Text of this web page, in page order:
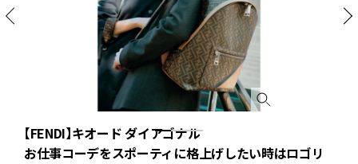
【FENDI】キオード ダイアゴナル
お仕事コーデをスポーティに格上げしたい時はロゴリ